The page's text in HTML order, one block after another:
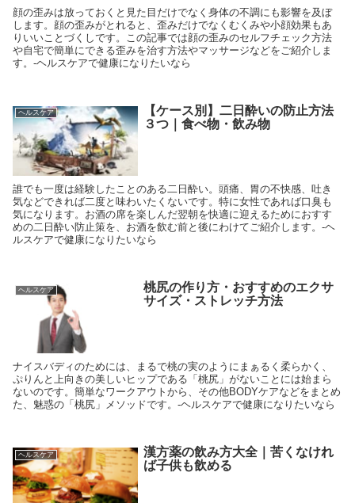
顔の歪みは放っておくと見た目だけでなく身体の不調にも影響を及ぼ
します。顔の歪みがとれると、歪みだけでなくむくみや小顔効果もあ
りいいことづくしです。この記事では顔の歪みのセルフチェック方法
や自宅で簡単にできる歪みを治す方法やマッサージなどをご紹介しま
す。-ヘルスケアで健康になりたいなら
ヘルスケア
【ケース別】二日酔いの防止方法
３つ｜食べ物・飲み物
誰でも一度は経験したことのある二日酔い。頭痛、胃の不快感、吐き
気などできれば二度と味わいたくないです。特に女性であれば口臭も
気になります。お酒の席を楽しんだ翌朝を快適に迎えるためにおすす
めの二日酔い防止策を、お酒を飲む前と後にわけてご紹介します。-ヘ
ルスケアで健康になりたいなら
ヘルスケア
桃尻の作り方・おすすめのエクサ
サイズ・ストレッチ方法
ナイスバディのためには、まるで桃の実のようにまぁるく柔らかく、
ぷりんと上向きの美しいヒップである「桃尻」がないことには始まら
ないのです。簡単なワークアウトから、その他BODYケアなどをまとめ
た、魅惑の「桃尻」メソッドです。-ヘルスケアで健康になりたいなら
ヘルスケア
漢方薬の飲み方大全｜苦くなけれ
ば子供も飲める